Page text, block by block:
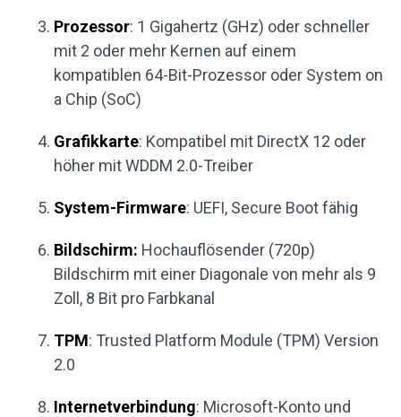
Prozessor: 1 Gigahertz (GHz) oder schneller
mit 2 oder mehr Kernen auf einem
kompatiblen 64-Bit-Prozessor oder System on
a Chip (SoC)
Grafikkarte: Kompatibel mit DirectX 12 oder
höher mit WDDM 2.0-Treiber
System-Firmware: UEFI, Secure Boot fähig
Bildschirm: Hochauflösender (720p)
Bildschirm mit einer Diagonale von mehr als 9
Zoll, 8 Bit pro Farbkanal
TPM: Trusted Platform Module (TPM) Version
2.0
Internetverbindung: Microsoft-Konto und